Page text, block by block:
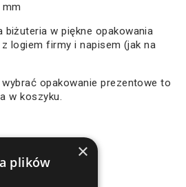
biżuteria w piękne opakowania
z logiem firmy i napisem (jak na
opakowanie prezentowe to
w koszyku.
×
plików